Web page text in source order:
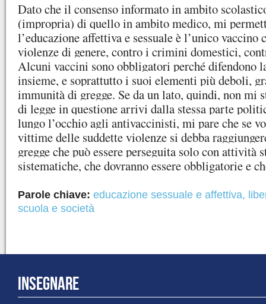
Dato che il consenso informato in ambito
(impropria) di quello in ambito medico, mi
l’educazione affettiva e sessuale è l’unico vaccino
violenze di genere, contro i crimini domestici,
Alcuni vaccini sono obbligatori perché difendono
insieme, e soprattutto i suoi elementi più deboli,
immunità di gregge. Se da un lato, quindi, non mi
di legge in questione arrivi dalla stessa parte
lungo l’occhio agli antivaccinisti, mi pare che se
vittime delle suddette violenze si debba
gregge che può essere perseguita solo con attività
sistematiche, che dovranno essere obbligatorie e
Parole chiave: educazione sessuale e affettiva,
scuola e società
INSEGNARE